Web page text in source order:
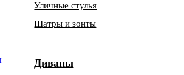
Уличные стулья
Шатры и зонты
Диваны